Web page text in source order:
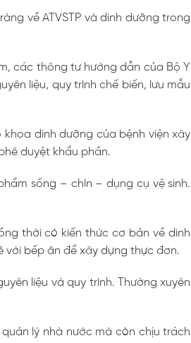
về ATVSTP và dinh dưỡng trong
các thông tư hướng dẫn của Bộ Y
liệu, quy trình chế biến, lưu mẫu
dinh dưỡng của bệnh viện xây
duyệt khẩu phần.
sống – chín – dụng cụ vệ sinh.
thời có kiến thức cơ bản về dinh
bếp ăn để xây dựng thực đơn.
liệu và quy trình. Thường xuyên
lý nhà nước mà còn chịu trách